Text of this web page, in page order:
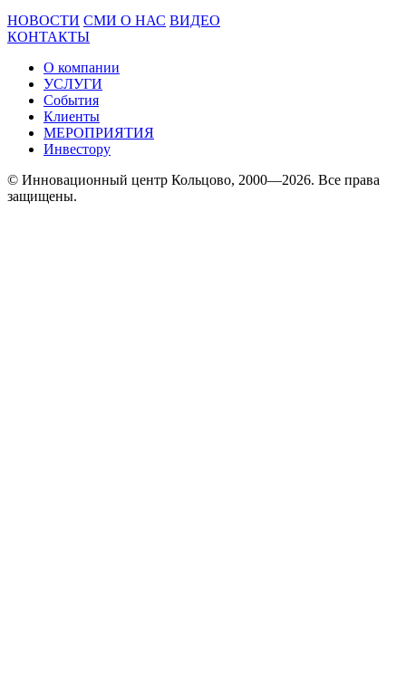
НОВОСТИ СМИ О НАС ВИДЕО
КОНТАКТЫ
О компании
УСЛУГИ
События
Клиенты
МЕРОПРИЯТИЯ
Инвестору
© Инновационный центр Кольцово, 2000—2026. Все права
защищены.